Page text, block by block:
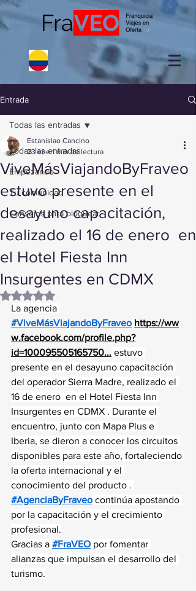
Entrada
Todas las entradas
Empezando
Tu comunidad
Consejos para bloguear
Todas las entradas
ViveMásViajandoByFraveo
estuvo presente en el
desayuno capacitación,
realizado el 16 de enero en
el Hotel Fiesta Inn
Insurgentes en CDMX
Estanislao Cancino
23 ene 1 min de lectura
Obtuvo NaN de 5 estrellas.
La agencia
#ViveMásViajandoByFraveo https://ww
w.facebook.com/profile.php?
id=100095505165750... estuvo
presente en el desayuno capacitación
del operador Sierra Madre, realizado el
16 de enero  en el Hotel Fiesta Inn
Insurgentes en CDMX . Durante el
encuentro, junto con Mapa Plus e
Iberia, se dieron a conocer los circuitos
disponibles para este año, fortaleciendo
la oferta internacional y el
conocimiento del producto .
#AgenciaByFraveo continúa apostando
por la capacitación y el crecimiento
profesional.
Gracias a #FraVEO por fomentar
alianzas que impulsan el desarrollo del
turismo.